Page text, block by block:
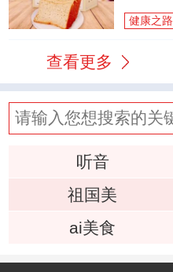
健康之路
查看更多
听音
祖国美
ai美食